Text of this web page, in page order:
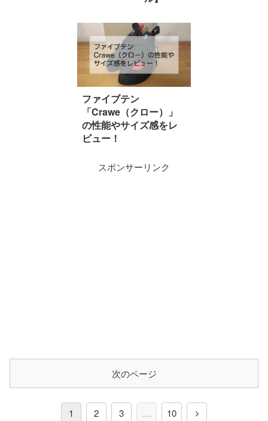
ファイブテン
「Crawe（クロー）」
の性能やサイズ感をレ
ビュー！
スポンサーリンク
次のページ
1 2 3 … 10